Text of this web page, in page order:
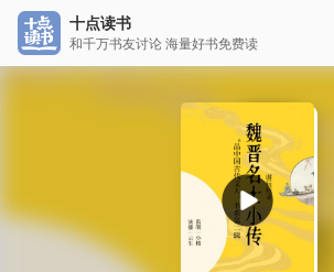
十点读书
和千万书友讨论 海量好书免费读